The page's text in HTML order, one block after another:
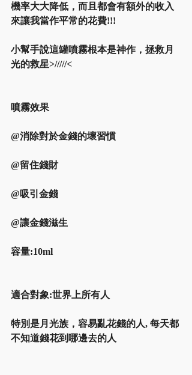
機率大大降低，而且都會有額外的收入
來讓我當作平常的花費!!!
小幫手說這罐噴霧根本是神作，拯救月
光的救星>/////<
噴霧效果
@消除對於金錢的壞習慣
@留住錢財
@吸引金錢
@讓金錢滋生
容量:10ml
適合對象:世界上所有人
特別是月光族，容易亂花錢的人, 每天都
不知道錢花到哪邊去的人